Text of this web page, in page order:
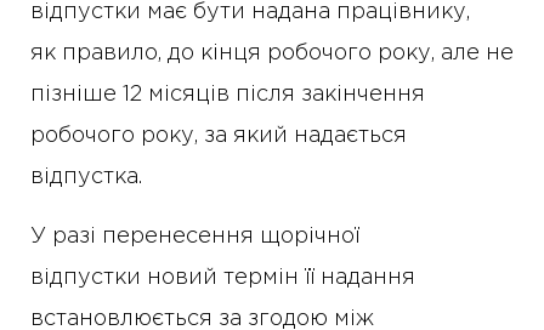
відпустки має бути надана працівнику,
як правило, до кінця робочого року, але не
пізніше 12 місяців після закінчення
робочого року, за який надається
відпустка.
У разі перенесення щорічної
відпустки новий термін її надання
встановлюється за згодою між